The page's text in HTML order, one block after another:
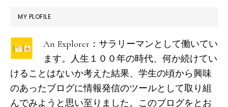
最
初
の
サ
イ
MY PLOFILE
An Explorer：サラリーマンとして働いてい
ます。人生１００年の時代、何か続けてい
けることはないか考えた結果、学生の頃から興味
のあったブログに情報発信のツールとして取り組
んでみようと思い至りました。このブログをとお